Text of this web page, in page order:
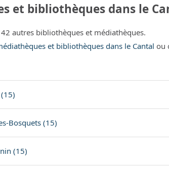
et bibliothèques dans le
autres bibliothèques et médiathèques.
et bibliothèques dans le Cantal ou
Bosquets (15)
(15)